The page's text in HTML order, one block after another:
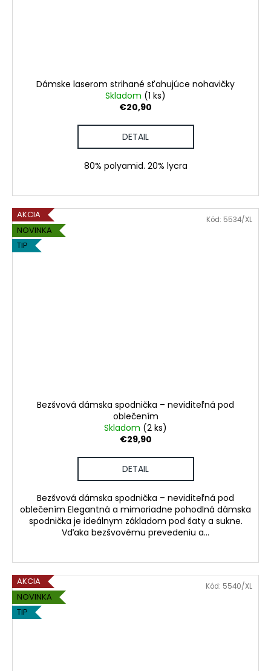
Dámske laserom strihané sťahujúce nohavičky
Skladom (1 ks)
€20,90
DETAIL
80% polyamid. 20% lycra
AKCIA
NOVINKA
TIP
Bezšvová dámska spodnička – neviditeľná pod
oblečením
Skladom (2 ks)
€29,90
DETAIL
Bezšvová dámska spodnička – neviditeľná pod
oblečením Elegantná a mimoriadne pohodlná dámska
spodnička je ideálnym základom pod šaty a sukne.
Vďaka bezšvovému prevedeniu a...
Kód: 5534/XL
AKCIA
NOVINKA
TIP
Kód: 5540/XL